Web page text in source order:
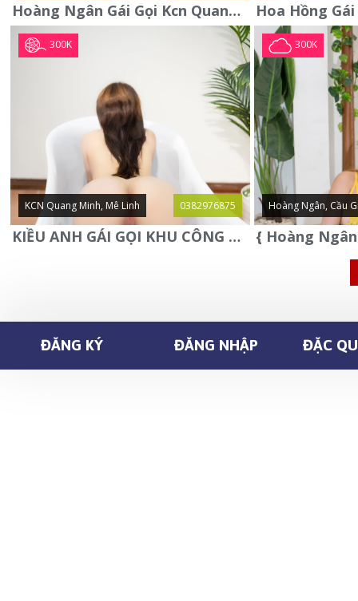
Hoàng Ngân Gái Gọi Kcn Quang Minh - Mê Linh . Hàng Vip Lần Đầu
300K
KCN Quang Minh, Mê Linh 0382976875
KIỀU ANH GÁI GỌI KHU CÔNG NGHIỆP QUANG MINH - MÊ LINH
300K
Hoàng Ngân, Cầu
ĐĂNG KÝ ĐĂNG NHẬP ĐẶC